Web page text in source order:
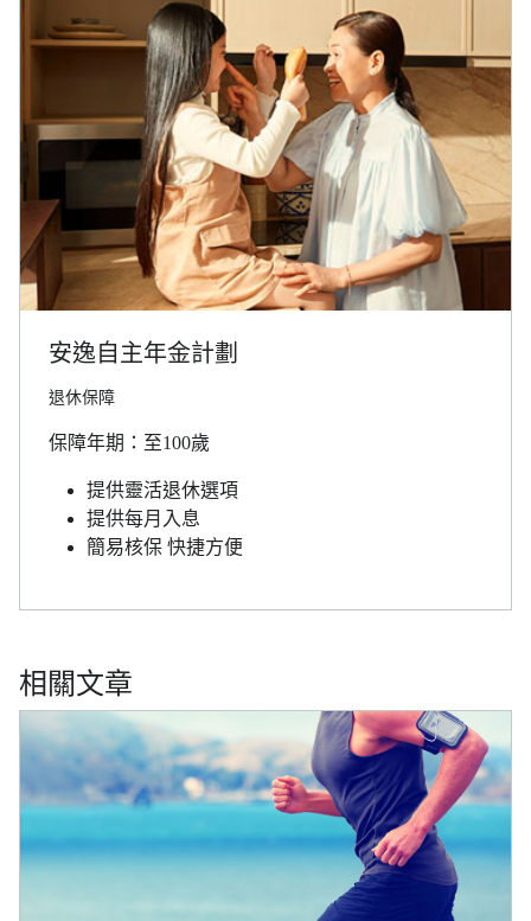
安逸自主年金計劃
退休保障
保障年期：至100歲
提供靈活退休選項
提供每月入息
簡易核保 快捷方便
相關文章